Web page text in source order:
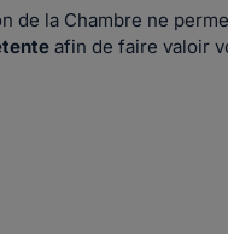
de la Chambre ne
afin de faire valoir